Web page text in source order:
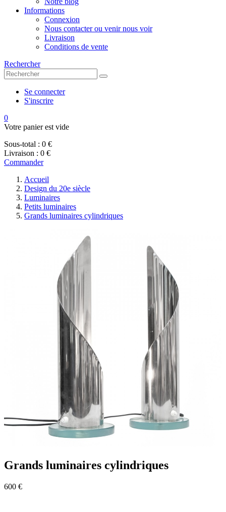
Informations
Connexion
Nous contacter ou venir nous voir
Livraison
Conditions de vente
Rechercher
Se connecter
S'inscrire
0
Votre panier est vide
Sous-total : 0 €
Livraison : 0 €
Commander
Accueil
Design du 20e siècle
Luminaires
Petits luminaires
Grands luminaires cylindriques
Grands luminaires cylindriques
600 €